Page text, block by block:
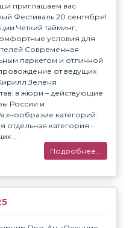
приглашаем вас
Фестиваль 20 сентября!
Четкий тайминг,
условия для
Современная
паркетом и отличной
от ведущих
Зеленя
в жюри – действующие
России и
категорий:
отдельная категория -
...
Подробнее...